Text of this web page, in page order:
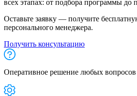
всех этапах: от подбора программы до
Оставьте заявку — получите
персонального менеджера.
Получить консультацию
Оперативное решение любых вопросов